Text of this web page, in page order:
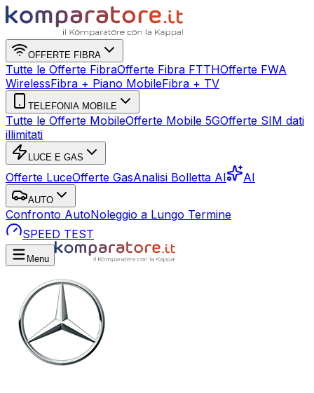
OFFERTE FIBRA
Tutte le Offerte FibraOfferte Fibra FTTHOfferte FWA
WirelessFibra + Piano MobileFibra + TV
TELEFONIA MOBILE
Tutte le Offerte MobileOfferte Mobile 5GOfferte SIM dati
illimitati
LUCE E GAS
Offerte LuceOfferte GasAnalisi Bolletta AI AI
AUTO
Confronto AutoNoleggio a Lungo Termine
SPEED TEST
Menu